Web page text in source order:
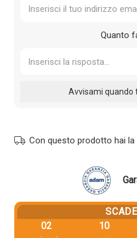
Quanto
Con questo prodotto hai la
02
10